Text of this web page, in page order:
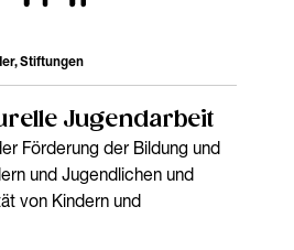
Stiftungen
Jugendarbeit
Förderung der Bildung und
und Jugendlichen und
von Kindern und